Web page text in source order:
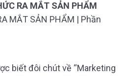
RA MẮT SẢN PHẨM
MẮT SẢN PHẨM | Phần
biết đôi chút về “Marketing